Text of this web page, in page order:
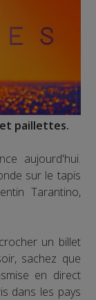
paillettes.
aujourd'hui.
sur le tapis
Tarantino,
un billet
sachez que
en direct
dans les pays